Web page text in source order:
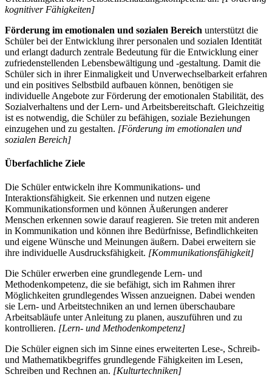
kognitiver Fähigkeiten]
Förderung im emotionalen und sozialen Bereich unterstützt die
Schüler bei der Entwicklung ihrer personalen und sozialen Identität
und erlangt dadurch zentrale Bedeutung für die Entwicklung einer
zufriedenstellenden Lebensbewältigung und -gestaltung. Damit die
Schüler sich in ihrer Einmaligkeit und Unverwechselbarkeit erfahren
und ein positives Selbstbild aufbauen können, benötigen sie
individuelle Angebote zur Förderung der emotionalen Stabilität, des
Sozialverhaltens und der Lern- und Arbeitsbereitschaft. Gleichzeitig
ist es notwendig, die Schüler zu befähigen, soziale Beziehungen
einzugehen und zu gestalten. [Förderung im emotionalen und
sozialen Bereich]
Überfachliche Ziele
Die Schüler entwickeln ihre Kommunikations- und
Interaktionsfähigkeit. Sie erkennen und nutzen eigene
Kommunikationsformen und können Äußerungen anderer
Menschen erkennen sowie darauf reagieren. Sie treten mit anderen
in Kommunikation und können ihre Bedürfnisse, Befindlichkeiten
und eigene Wünsche und Meinungen äußern. Dabei erweitern sie
ihre individuelle Ausdrucksfähigkeit. [Kommunikationsfähigkeit]
Die Schüler erwerben eine grundlegende Lern- und
Methodenkompetenz, die sie befähigt, sich im Rahmen ihrer
Möglichkeiten grundlegendes Wissen anzueignen. Dabei wenden
sie Lern- und Arbeitstechniken an und lernen überschaubare
Arbeitsabläufe unter Anleitung zu planen, auszuführen und zu
kontrollieren. [Lern- und Methodenkompetenz]
Die Schüler eignen sich im Sinne eines erweiterten Lese-, Schreib-
und Mathematikbegriffes grundlegende Fähigkeiten im Lesen,
Schreiben und Rechnen an. [Kulturtechniken]